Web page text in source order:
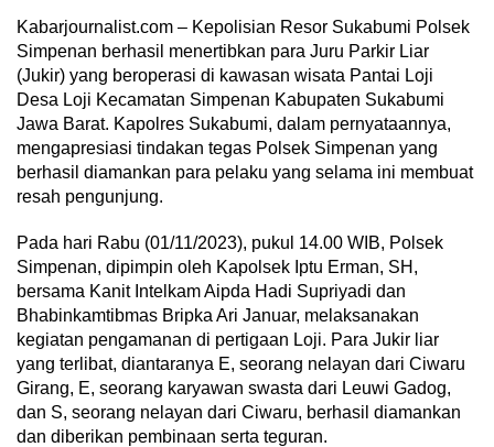
Kabarjournalist.com – Kepolisian Resor Sukabumi Polsek
Simpenan berhasil menertibkan para Juru Parkir Liar
(Jukir) yang beroperasi di kawasan wisata Pantai Loji
Desa Loji Kecamatan Simpenan Kabupaten Sukabumi
Jawa Barat. Kapolres Sukabumi, dalam pernyataannya,
mengapresiasi tindakan tegas Polsek Simpenan yang
berhasil diamankan para pelaku yang selama ini membuat
resah pengunjung.
Pada hari Rabu (01/11/2023), pukul 14.00 WIB, Polsek
Simpenan, dipimpin oleh Kapolsek Iptu Erman, SH,
bersama Kanit Intelkam Aipda Hadi Supriyadi dan
Bhabinkamtibmas Bripka Ari Januar, melaksanakan
kegiatan pengamanan di pertigaan Loji. Para Jukir liar
yang terlibat, diantaranya E, seorang nelayan dari Ciwaru
Girang, E, seorang karyawan swasta dari Leuwi Gadog,
dan S, seorang nelayan dari Ciwaru, berhasil diamankan
dan diberikan pembinaan serta teguran.